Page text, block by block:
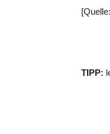
[Quelle:
TIPP: